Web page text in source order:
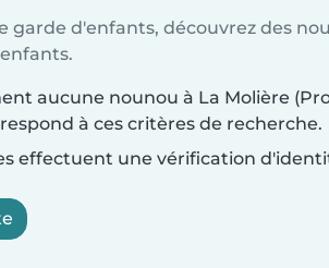
garde d'enfants, découvrez des
aucune nounou à La Molière
à ces critères de recherche.
effectuent une vérification